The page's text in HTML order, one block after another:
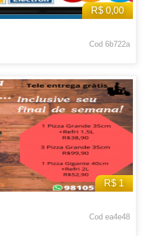
R$ 0,00
Cod 6b722a
R$ 1
Cod ea4e48